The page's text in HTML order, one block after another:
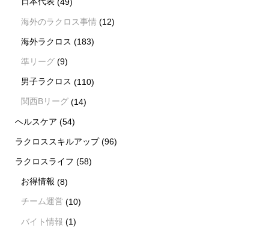
海外のラクロス事情 (12)
海外ラクロス (183)
準リーグ (9)
男子ラクロス (110)
関西Bリーグ (14)
ヘルスケア (54)
ラクロススキルアップ(96)
ラクロスライフ (58)
お得情報 (8)
チーム運営 (10)
バイト情報 (1)